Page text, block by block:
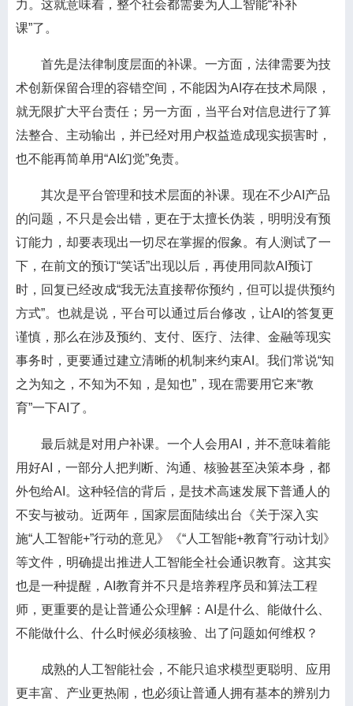
力。这就意味着，整个社会都需要为人工智能“补补
课”了。
首先是法律制度层面的补课。一方面，法律需要为技
术创新保留合理的容错空间，不能因为AI存在技术局限，
就无限扩大平台责任；另一方面，当平台对信息进行了算
法整合、主动输出，并已经对用户权益造成现实损害时，
也不能再简单用“AI幻觉”免责。
其次是平台管理和技术层面的补课。现在不少AI产品
的问题，不只是会出错，更在于太擅长伪装，明明没有预
订能力，却要表现出一切尽在掌握的假象。有人测试了一
下，在前文的预订“笑话”出现以后，再使用同款AI预订
时，回复已经改成“我无法直接帮你预约，但可以提供预约
方式”。也就是说，平台可以通过后台修改，让AI的答复更
谨慎，那么在涉及预约、支付、医疗、法律、金融等现实
事务时，更要通过建立清晰的机制来约束AI。我们常说“知
之为知之，不知为不知，是知也”，现在需要用它来“教
育”一下AI了。
最后就是对用户补课。一个人会用AI，并不意味着能
用好AI，一部分人把判断、沟通、核验甚至决策本身，都
外包给AI。这种轻信的背后，是技术高速发展下普通人的
不安与被动。近两年，国家层面陆续出台《关于深入实
施“人工智能+”行动的意见》《“人工智能+教育”行动计划》
等文件，明确提出推进人工智能全社会通识教育。这其实
也是一种提醒，AI教育并不只是培养程序员和算法工程
师，更重要的是让普通公众理解：AI是什么、能做什么、
不能做什么、什么时候必须核验、出了问题如何维权？
成熟的人工智能社会，不能只追求模型更聪明、应用
更丰富、产业更热闹，也必须让普通人拥有基本的辨别力